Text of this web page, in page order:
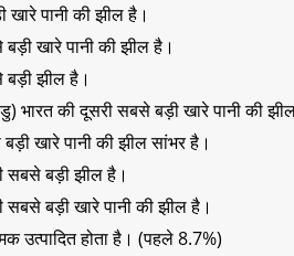
खारे पानी की झील है।
खारे पानी की झील है।
झील है।
की दूसरी सबसे बड़ी खारे पानी की
खारे पानी की झील सांभर है।
सबसे बड़ी झील है।
सबसे बड़ी खारे पानी की झील है।
उत्पादित होता है। (पहले 8.7%)